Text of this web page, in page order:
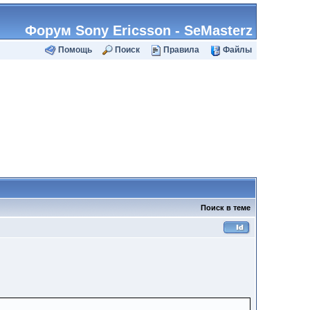
Форум Sony Ericsson - SeMasterz
Помощь Поиск Правила Файлы
Поиск в теме